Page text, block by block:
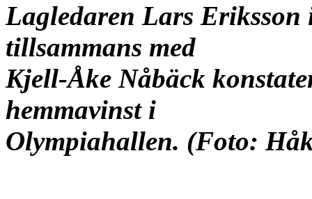
Lagledaren Lars
tillsammans med
Kjell-Åke Nåbäck
hemmavinst i
Olympiahallen. (Foto: